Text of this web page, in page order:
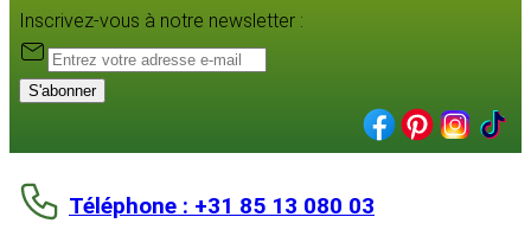
Inscrivez-vous à notre newsletter :
S'abonner
Téléphone : +31 85 13 080 03